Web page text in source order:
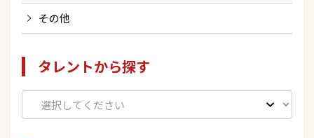
その他
タレントから探す